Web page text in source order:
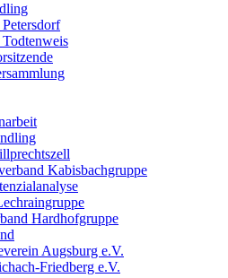
Kabisbachgruppe
Hardhofgruppe
Augsburg e.V.
Friedberg e.V.